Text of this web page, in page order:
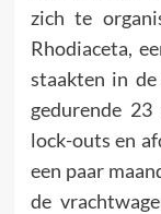
zich te
Rhodiaceta,
staakten in
gedurende
lock-outs en
een paar
de